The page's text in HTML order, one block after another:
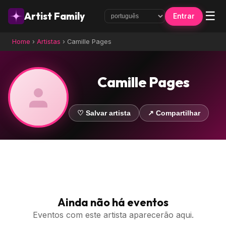
Artist Family Entrar ☰
Home › Artistas › Camille Pages
Camille Pages
♡ Salvar artista ↗ Compartilhar
Ainda não há eventos
Eventos com este artista aparecerão aqui.